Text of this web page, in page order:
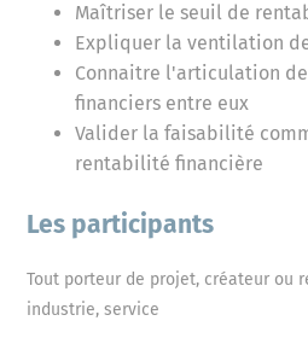
Maîtriser le seuil de
Expliquer la ventilation
Connaitre l'articulation
financiers entre eux
Valider la faisabilité
rentabilité financière
Les participants
Tout porteur de projet, créateur ou
industrie, service